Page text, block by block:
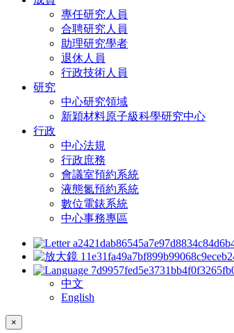
專任研究人員
合聘研究人員
助理研究學者
退休人員
行政技術人員
研究
中心研究領域
新穎材料原子級科學研究中心
行政
中心法規
行政庶務
會議室預約系統
液態氮預約系統
數位電錶系統
中心事務專區
中文
English
×